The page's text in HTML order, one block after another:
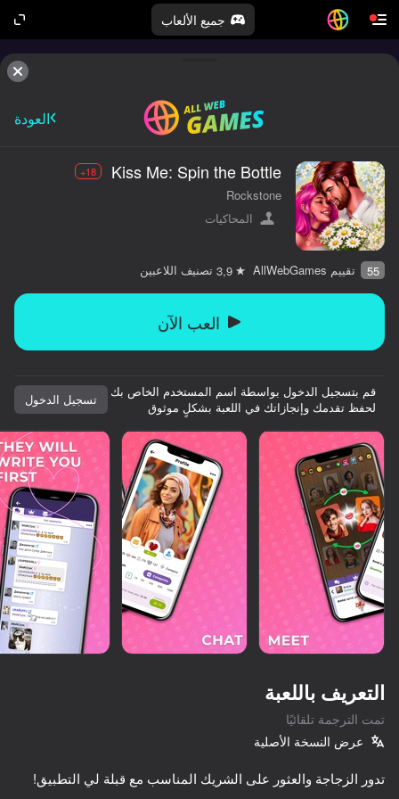
جميع الألعاب
Fruit Romance
Texts with Your Crushes
Chat for adults
العودة
Kiss Me: Spin the Bottle
18+
Rockstone
المحاكيات
55 تقييم AllWebGames 3,9 تصنيف اللاعبين
العب الآن
قم بتسجيل الدخول بواسطة اسم المستخدم الخاص بك
لحفظ تقدمك وإنجازاتك في اللعبة بشكلٍ موثوق
تسجيل الدخول
التعريف باللعبة
تمت الترجمة تلقائيًا
عرض النسخة الأصلية